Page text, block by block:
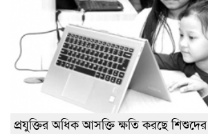
প্রযুক্তির অধিক আসক্তি ক্ষতি করছে শিশুদের